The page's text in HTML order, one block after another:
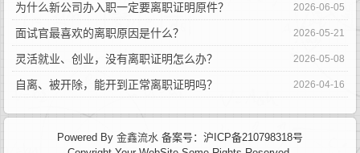
有怎么办呢?
2026-06-05
为什么新公司办入职一定要离职证明原件？
2026-05-21
面试官最喜欢的离职原因是什么？
2026-05-08
灵活就业、创业，没有离职证明怎么办？
2026-04-16
自离、被开除，能开到正常离职证明吗？
Powered By 金鑫流水 备案号：沪ICP备210798318号